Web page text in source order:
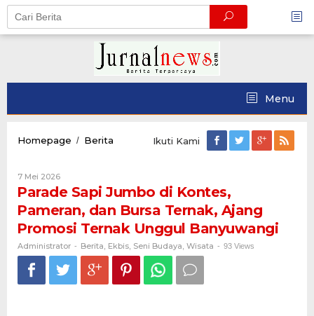
Skip
content
Menu
Homepage / Berita
Kontes,
dan
Bursa
Ajang
Promosi
Ternak
Ikuti Kami
7 Mei 2026Oleh
Administrator
Parade Sapi Jumbo di Kontes,
Pameran, dan Bursa Ternak, Ajang
Promosi Ternak Unggul Banyuwangi
Administrator - Berita, Ekbis, Seni Budaya, Wisata - 93 Views